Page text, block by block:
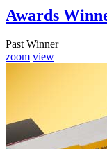
Awards
Past Winner
zoom view